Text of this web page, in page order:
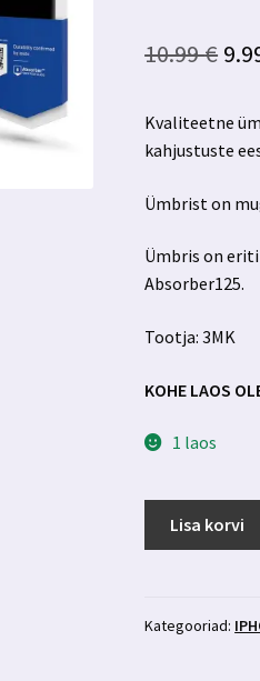
10.99€
oli:
Kvaliteetne
kahjustuste
Ümbrist on
Ümbris on
Absorber125.
Tootja: 3MK
KOHE LAOS
1 laos
ümbris
Lisa korvi
Kategooriad: